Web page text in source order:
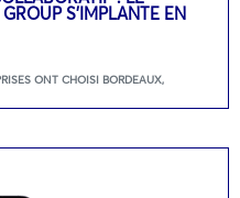
S’IMPLANTE EN
ONT CHOISI BORDEAUX,